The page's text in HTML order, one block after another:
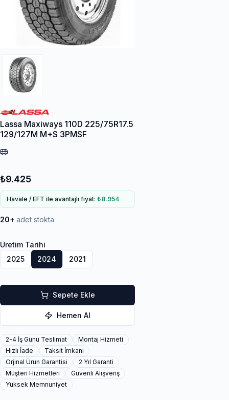
Lassa Maxiways 110D 225/75R17.5
129/127M M+S 3PMSF
₺9.425
Havale / EFT ile avantajlı fiyat: ₺8.954
20+ adet stokta
Üretim Tarihi
2025
2024 2021
Sepete Ekle
Hemen Al
2-4 İş Günü Teslimat
Montaj Hizmeti
Hızlı İade
Taksit İmkanı
Orjinal Ürün Garantisi
2 Yıl Garanti
Müşteri Hizmetleri
Güvenli Alışveriş
Yüksek Memnuniyet